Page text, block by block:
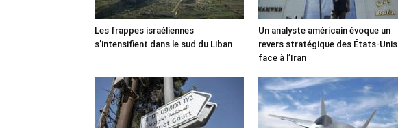
Les frappes israéliennes
s’intensifient dans le sud du Liban
Un analyste américain évoque un
revers stratégique des États-Unis
face à l’Iran